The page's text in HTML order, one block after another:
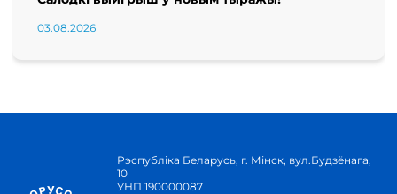
03.08.2026
Рэспубліка Беларусь, г. Мінск, вул.Будзёнага,
10
УНП 190000087